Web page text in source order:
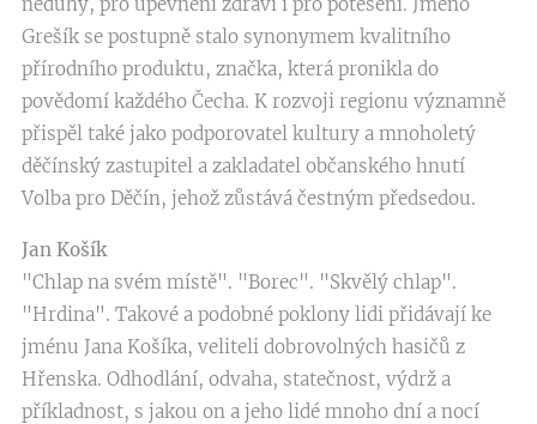
Grešík se postupně stalo synonymem kvalitního
přírodního produktu, značka, která pronikla do
povědomí každého Čecha. K rozvoji regionu významně
přispěl také jako podporovatel kultury a mnoholetý
děčínský zastupitel a zakladatel občanského hnutí
Volba pro Děčín, jehož zůstává čestným předsedou.
Jan Košík
"Chlap na svém místě". "Borec". "Skvělý chlap".
"Hrdina". Takové a podobné poklony lidi přidávají ke
jménu Jana Košíka, veliteli dobrovolných hasičů z
Hřenska. Odhodlání, odvaha, statečnost, výdrž a
příkladnost, s jakou on a jeho lidé mnoho dní a nocí